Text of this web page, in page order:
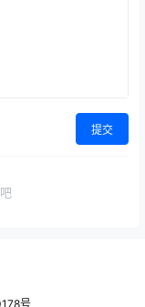
提交
号